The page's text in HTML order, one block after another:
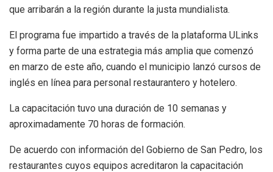
que arribarán a la región durante la justa mundialista.
El programa fue impartido a través de la plataforma ULinks
y forma parte de una estrategia más amplia que comenzó
en marzo de este año, cuando el municipio lanzó cursos de
inglés en línea para personal restaurantero y hotelero.
La capacitación tuvo una duración de 10 semanas y
aproximadamente 70 horas de formación.
De acuerdo con información del Gobierno de San Pedro, los
restaurantes cuyos equipos acreditaron la capacitación